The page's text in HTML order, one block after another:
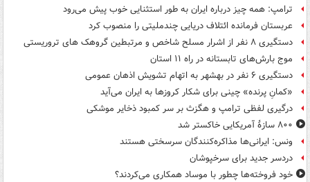
ترامپ: همه چیز درباره ایران به طور استثنایی خوب پیش می‌رود
عربستان فرمانده ائتلاف دریایی چندملیتی را منصوب کرد
دستگیری ۸ نفر از اشرار مسلح شاخص و مرتبطین گروهک های تروریستی
موج بارش‌های تابستانه در راه ۱۱ استان
دستگیری ۶ نفر در بهشهر به اتهام تشویش اذهان عمومی
«کمانِ پرنده» چینی برای شکار کروزها به ایران می‌آید
درگیری لفظی ترامپ و هگزث بر سر کمبود ذخایر موشکی
۸۰۰ سازۀ آمریکایی خاکستر شد
ونس: ایرانی‌ها مذاکره‌کنندگان سرسختی هستند
دردسر جدید برای سرخپوشان
خود فروخته‌ها چطور با موساد همکاری می‌کردند؟